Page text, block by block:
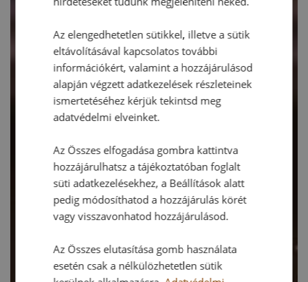
Az elengedhetetlen sütikkel, illetve a sütik
eltávolításával kapcsolatos további
információkért, valamint a hozzájárulásod
alapján végzett adatkezelések részleteinek
ismertetéséhez kérjük tekintsd meg
adatvédelmi elveinket.
Az Összes elfogadása gombra kattintva
hozzájárulhatsz a tájékoztatóban foglalt
süti adatkezelésekhez, a Beállítások alatt
pedig módosíthatod a hozzájárulás körét
vagy visszavonhatod hozzájárulásod.
Az Összes elutasítása gomb használata
esetén csak a nélkülözhetetlen sütik